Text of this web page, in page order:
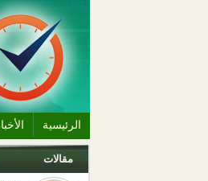
الرئيسية
مقالات